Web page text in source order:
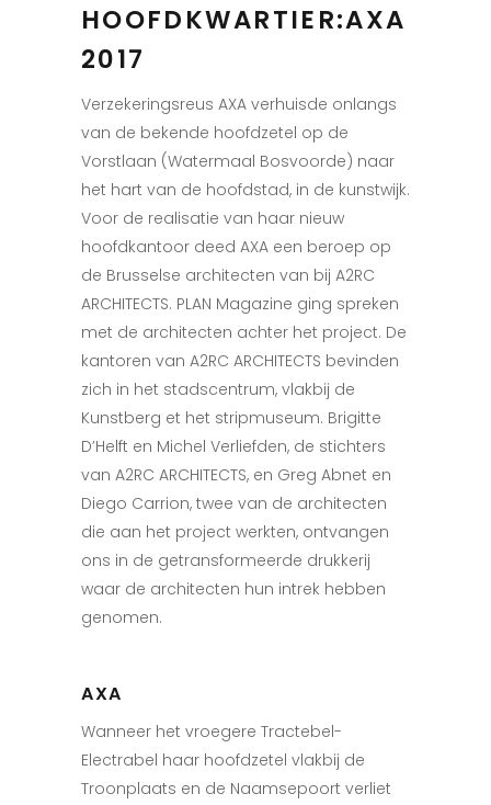
HOOFDKWARTIER:AXA
2017
Verzekeringsreus AXA verhuisde onlangs
van de bekende hoofdzetel op de
Vorstlaan (Watermaal Bosvoorde) naar
het hart van de hoofdstad, in de kunstwijk.
Voor de realisatie van haar nieuw
hoofdkantoor deed AXA een beroep op
de Brusselse architecten van bij A2RC
ARCHITECTS. PLAN Magazine ging spreken
met de architecten achter het project. De
kantoren van A2RC ARCHITECTS bevinden
zich in het stadscentrum, vlakbij de
Kunstberg et het stripmuseum. Brigitte
D’Helft en Michel Verliefden, de stichters
van A2RC ARCHITECTS, en Greg Abnet en
Diego Carrion, twee van de architecten
die aan het project werkten, ontvangen
ons in de getransformeerde drukkerij
waar de architecten hun intrek hebben
genomen.
AXA
Wanneer het vroegere Tractebel-
Electrabel haar hoofdzetel vlakbij de
Troonplaats en de Naamsepoort verliet